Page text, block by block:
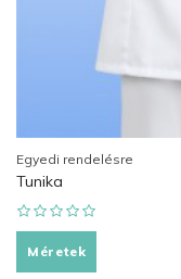
Egyedi rendelésre
Tunika
Méretek